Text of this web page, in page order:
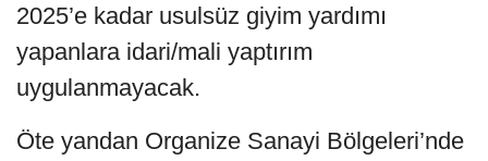
2025’e kadar usulsüz giyim yardımı
yapanlara idari/mali yaptırım
uygulanmayacak.
Öte yandan Organize Sanayi Bölgeleri’nde